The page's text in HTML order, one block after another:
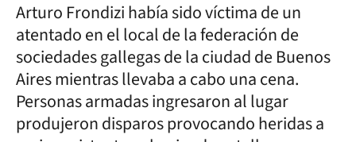
Arturo Frondizi había sido víctima de un
atentado en el local de la federación de
sociedades gallegas de la ciudad de Buenos
Aires mientras llevaba a cabo una cena.
Personas armadas ingresaron al lugar
produjeron disparos provocando heridas a